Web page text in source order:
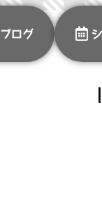
ブログ